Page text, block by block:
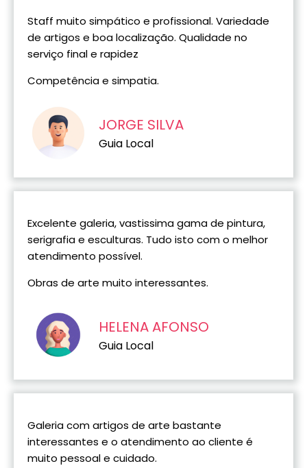
Staff muito simpático e profissional. Variedade
de artigos e boa localização. Qualidade no
serviço final e rapidez
Competência e simpatia.
JORGE SILVA
Guia Local
Excelente galeria, vastissima gama de pintura,
serigrafia e esculturas. Tudo isto com o melhor
atendimento possível.
Obras de arte muito interessantes.
HELENA AFONSO
Guia Local
Galeria com artigos de arte bastante
interessantes e o atendimento ao cliente é
muito pessoal e cuidado.